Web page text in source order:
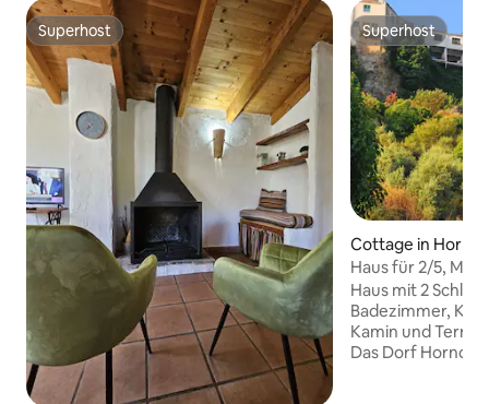
Superhost
Superhost Superhost
Superhost
Cottage in Hornos
Haus für 2/5,
Haus mit 2
Badezimmer,
Kamin und
Das Dorf Hornos